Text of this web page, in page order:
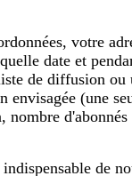
votre
date et
de diffusion
(une
nombre
de